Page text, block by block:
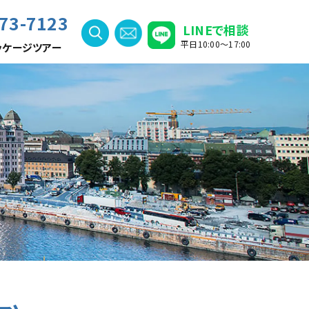
ージツアー
7123 LINEで相談
平日10:00〜17:00